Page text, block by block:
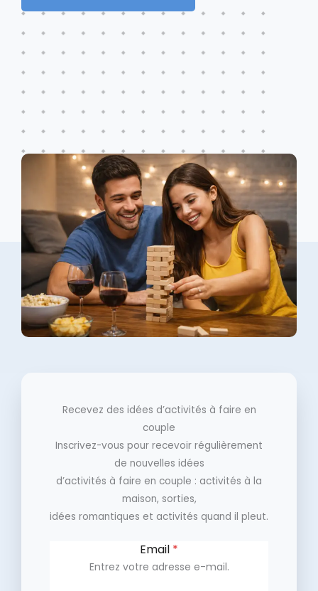
Recevez des idées d’activités à faire en
couple
Inscrivez-vous pour recevoir régulièrement
de nouvelles idées
d’activités à faire en couple : activités à la
maison, sorties,
idées romantiques et activités quand il pleut.
Email *
Entrez votre adresse e-mail.